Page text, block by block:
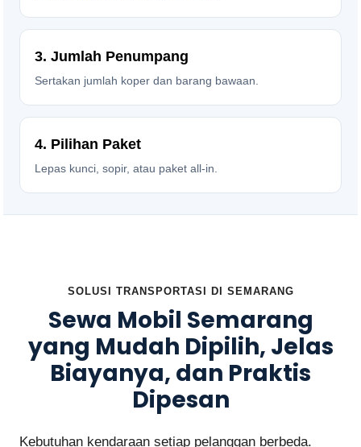
3. Jumlah Penumpang
Sertakan jumlah koper dan barang bawaan.
4. Pilihan Paket
Lepas kunci, sopir, atau paket all-in.
SOLUSI TRANSPORTASI DI SEMARANG
Sewa Mobil Semarang
yang Mudah Dipilih, Jelas
Biayanya, dan Praktis
Dipesan
Kebutuhan kendaraan setiap pelanggan berbeda.